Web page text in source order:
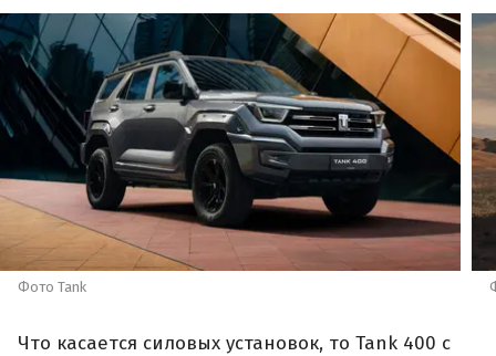
Фото Tank
Что касается силовых установок, то Tank 400 с